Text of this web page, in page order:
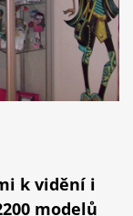
k vidění i
modelů